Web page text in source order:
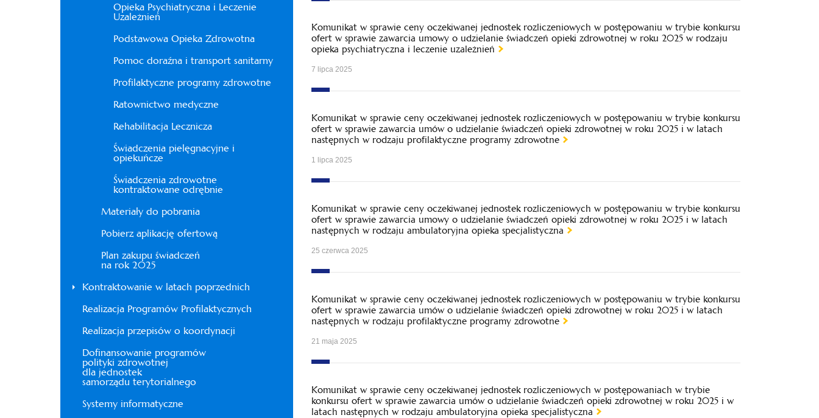
Opieka Psychiatryczna i Leczenie
Uzależnień
Podstawowa Opieka Zdrowotna
Pomoc doraźna i transport sanitarny
Profilaktyczne programy zdrowotne
Ratownictwo medyczne
Rehabilitacja Lecznicza
Świadczenia pielęgnacyjne i
opiekuńcze
Świadczenia zdrowotne
kontraktowane odrębnie
Materiały do pobrania
Pobierz aplikację ofertową
Plan zakupu świadczeń
na rok 2025
Kontraktowanie w latach poprzednich
Realizacja Programów Profilaktycznych
Realizacja przepisów o koordynacji
Dofinansowanie programów
polityki zdrowotnej
dla jednostek
samorządu terytorialnego
Systemy informatyczne
Komunikat w sprawie ceny oczekiwanej jednostek rozliczeniowych w postępowaniu w trybie konkursu
ofert w sprawie zawarcia umowy o udzielanie świadczeń opieki zdrowotnej w roku 2025 w rodzaju
opieka psychiatryczna i leczenie uzależnień
7 lipca 2025
Komunikat w sprawie ceny oczekiwanej jednostek rozliczeniowych w postępowaniu w trybie konkursu
ofert w sprawie zawarcia umów o udzielanie świadczeń opieki zdrowotnej w roku 2025 i w latach
następnych w rodzaju profilaktyczne programy zdrowotne
1 lipca 2025
Komunikat w sprawie ceny oczekiwanej jednostek rozliczeniowych w postępowaniu w trybie konkursu
ofert w sprawie zawarcia umowy o udzielanie świadczeń opieki zdrowotnej w roku 2025 i w latach
następnych w rodzaju ambulatoryjna opieka specjalistyczna
25 czerwca 2025
Komunikat w sprawie ceny oczekiwanej jednostek rozliczeniowych w postępowaniu w trybie konkursu
ofert w sprawie zawarcia umów o udzielanie świadczeń opieki zdrowotnej w roku 2025 i w latach
następnych w rodzaju profilaktyczne programy zdrowotne
21 maja 2025
Komunikat w sprawie ceny oczekiwanej jednostek rozliczeniowych w postępowaniach w trybie
konkursu ofert w sprawie zawarcia umów o udzielanie świadczeń opieki zdrowotnej w roku 2025 i w
latach następnych w rodzaju ambulatoryjna opieka specjalistyczna